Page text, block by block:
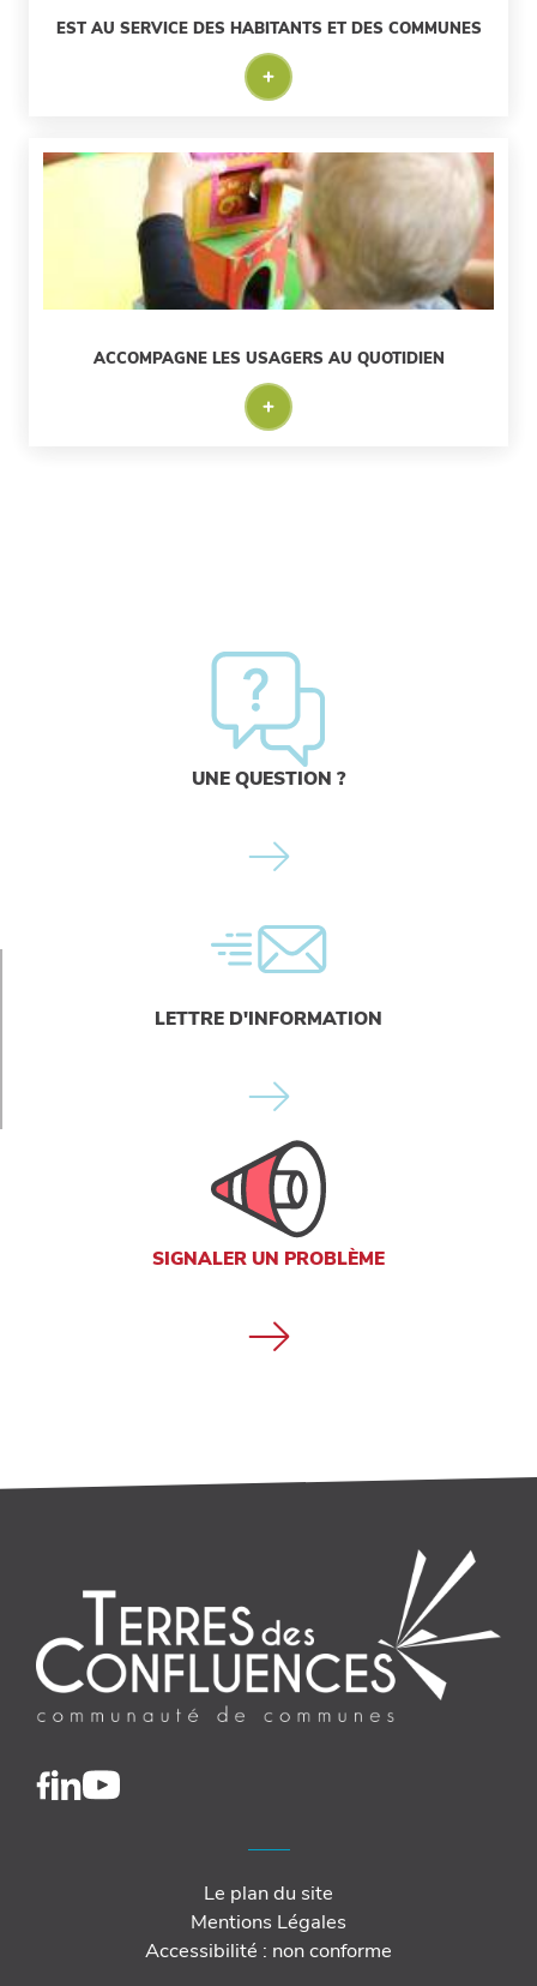
EST AU SERVICE DES HABITANTS ET DES COMMUNES
ACCOMPAGNE LES USAGERS AU QUOTIDIEN
UNE QUESTION ?
LETTRE D'INFORMATION
SIGNALER UN PROBLÈME
Le plan du site
Mentions Légales
Accessibilité : non conforme